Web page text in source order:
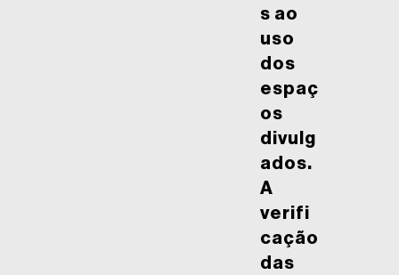
s ao
uso
dos
espaç
os
divulg
ados.
A
verifi
cação
das